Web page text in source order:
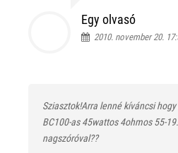
Egy olvasó
2010. november 20.
Sziasztok!Arra lenné kíváncsi
BC100-as 45wattos 4ohmos 55-
nagszóróval??